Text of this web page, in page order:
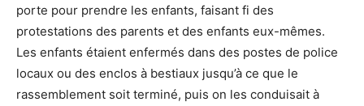
porte pour prendre les enfants, faisant fi des
protestations des parents et des enfants eux-mêmes.
Les enfants étaient enfermés dans des postes de police
locaux ou des enclos à bestiaux jusqu’à ce que le
rassemblement soit terminé, puis on les conduisait à